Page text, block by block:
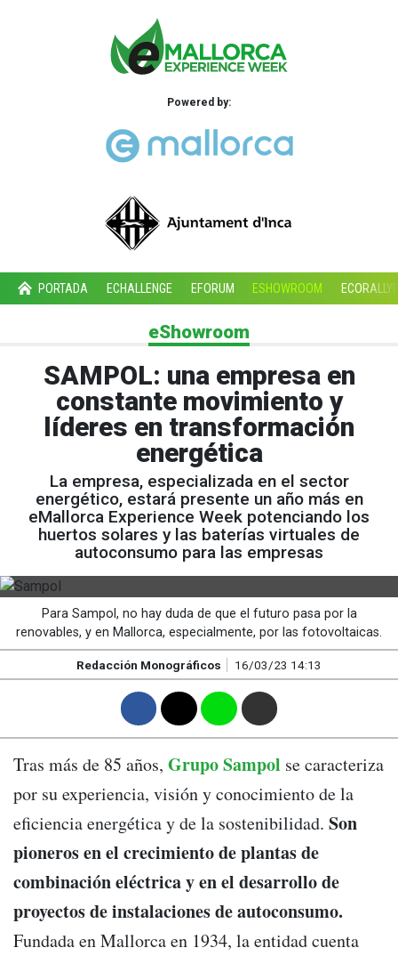
Powered by:
PORTADA ECHALLENGE EFORUM ESHOWROOM
eShowroom
SAMPOL: una empresa en
constante movimiento y
líderes en transformación
energética
La empresa, especializada en el sector
energético, estará presente un año más en
eMallorca Experience Week potenciando los
huertos solares y las baterías virtuales de
autoconsumo para las empresas
Para Sampol, no hay duda de que el futuro pasa por la
renovables, y en Mallorca, especialmente, por las fotovoltaicas.
Redacción Monográficos 16/03/23 14:13
Tras más de 85 años, Grupo Sampol se caracteriza
por su experiencia, visión y conocimiento de la
eficiencia energética y de la sostenibilidad. Son
pioneros en el crecimiento de plantas de
combinación eléctrica y en el desarrollo de
proyectos de instalaciones de autoconsumo.
Fundada en Mallorca en 1934, la entidad cuenta